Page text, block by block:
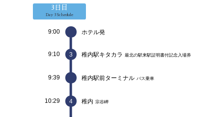
3日目
Day 3 Schedule
9:00 ホテル発
9:10 3 稚内駅キタカラ 最北の駅来駅証明書付記念入場券
9:39 稚内駅前ターミナル バス乗車
10:29 4 稚内 宗谷岬